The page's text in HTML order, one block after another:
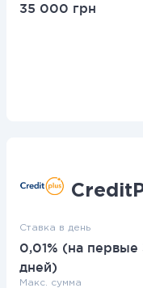
35 000 грн
Ставка в день
0,01% (на первые
дней)
Макс. сумма